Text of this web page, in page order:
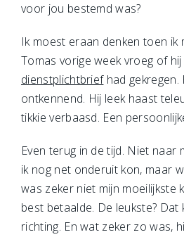
voor jou bestemd was?
Ik moest eraan denken toen ik
Tomas vorige week vroeg of
dienstplichtbriefhad gekregen.
ontkennend. Hij leek haast
tikkie verbaasd. Een
Even terug in de tijd. Niet naar
ik nog net onderuit kon, maar
was zeker niet mijn moeilijkste
best betaalde. De leukste? Dat
richting. En wat zeker zo was,